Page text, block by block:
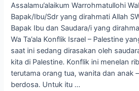
Assalamu’alaikum Warrohmatullohi
Bapak/Ibu/Sdr yang dirahmati Allah
Bapak Ibu dan Saudara/i yang
Wa Ta’ala Konflik Israel – Palestine
saat ini sedang dirasakan oleh
kita di Palestine. Konflik ini menelan
terutama orang tua, wanita dan anak
berdosa. Untuk itu …